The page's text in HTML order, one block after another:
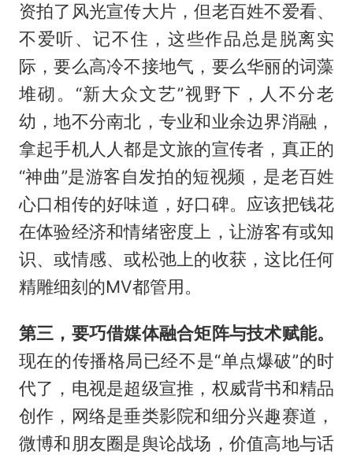
资拍了风光宣传大片，但老百姓不爱看、
不爱听、记不住，这些作品总是脱离实
际，要么高冷不接地气，要么华丽的词藻
堆砌。“新大众文艺”视野下，人不分老
幼，地不分南北，专业和业余边界消融，
拿起手机人人都是文旅的宣传者，真正的
“神曲”是游客自发拍的短视频，是老百姓
心口相传的好味道，好口碑。应该把钱花
在体验经济和情绪密度上，让游客有或知
识、或情感、或松弛上的收获，这比任何
精雕细刻的MV都管用。
第三，要巧借媒体融合矩阵与技术赋能。
现在的传播格局已经不是“单点爆破”的时
代了，电视是超级宣推，权威背书和精品
创作，网络是垂类影院和细分兴趣赛道，
微博和朋友圈是舆论战场，价值高地与话